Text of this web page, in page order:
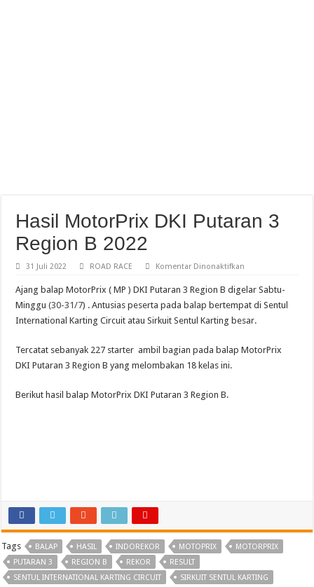
Hasil MotorPrix DKI Putaran 3
Region B 2022
31 Juli 2022 ROAD RACE Komentar Dinonaktifkan
MotorPrix
DKI
Putaran
3
Region
Ajang balap MotorPrix ( MP ) DKI Putaran 3 Region B digelar Sabtu-
Minggu(30-31/7) . Antusias peserta pada balap bertempat di Sentul
International Karting Circuit atau Sirkuit Sentul Karting besar.
Tercatat sebanyak 227 starter ambil bagian pada balap MotorPrix
DKI Putaran 3 Region B yang melombakan 18 kelas ini.
Berikut hasil balap MotorPrix DKI Putaran 3 Region B.
Tags BALAP HASIL INDOREKOR MOTOPRIX
MOTORPRIX
PUTARAN 3
REGION B REKOR
RESULT
SENTUL INTERNATIONAL KARTING CIRCUIT
SIRKUIT SENTUL KARTING